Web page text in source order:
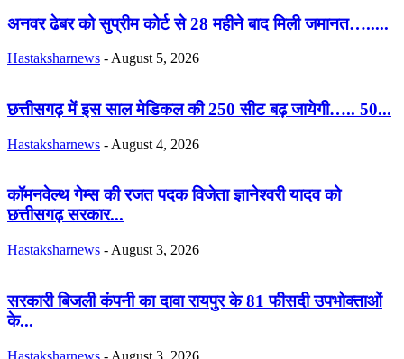
अनवर ढेबर को सुप्रीम कोर्ट से 28 महीने बाद मिली जमानत….....
Hastaksharnews - August 5, 2026
छत्तीसगढ़ में इस साल मेडिकल की 250 सीट बढ़ जायेगी….. 50...
Hastaksharnews - August 4, 2026
कॉमनवेल्थ गेम्स की रजत पदक विजेता ज्ञानेश्वरी यादव को
छत्तीसगढ़ सरकार...
Hastaksharnews - August 3, 2026
सरकारी बिजली कंपनी का दावा रायपुर के 81 फीसदी उपभोक्ताओं
के...
Hastaksharnews - August 3, 2026